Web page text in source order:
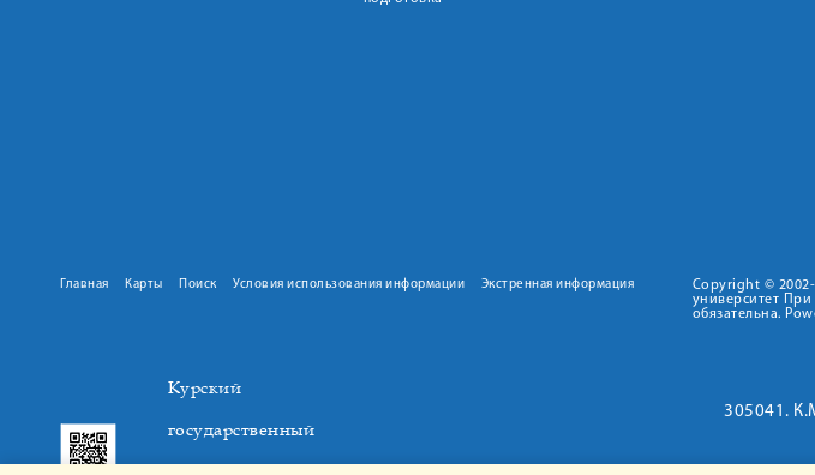
Главная Карты Поиск Условия использования информации Экстренная информация
Copyright ©
университет При
обязательна.
Курский
государственный
305041.